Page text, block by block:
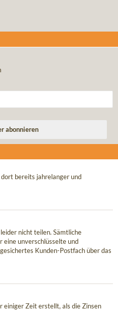
bereits jahrelanger und
nicht teilen. Sämtliche
eine unverschlüsselte und
Kunden-Postfach über das
einiger Zeit erstellt, als die Zinsen